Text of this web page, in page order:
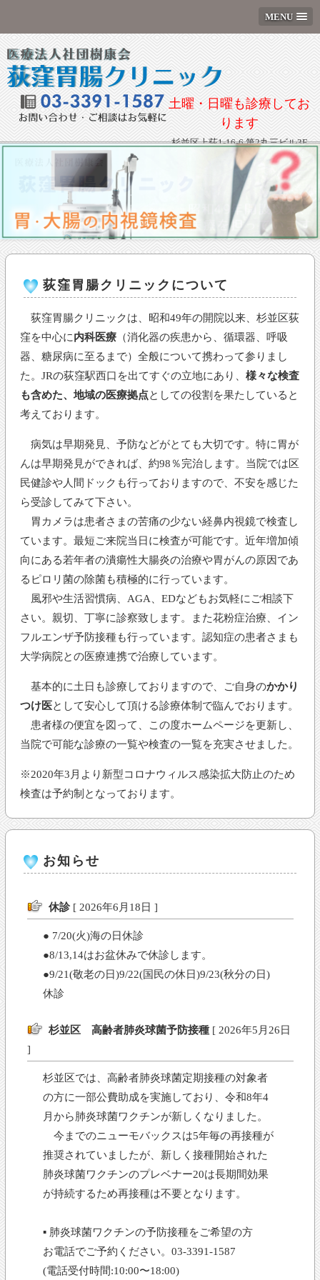
MENU
土曜・日曜も診療してお
ります
杉並区上荻1-16-6 第2丸三ビル3F
荻窪胃腸クリニックについて
荻窪胃腸クリニックは、昭和49年の開院以来、杉並区荻
窪を中心に内科医療（消化器の疾患から、循環器、呼吸
器、糖尿病に至るまで）全般について携わって参りまし
た。JRの荻窪駅西口を出てすぐの立地にあり、 様々な検査
も含めた、地域の医療拠点としての役割を果たしていると
考えております。
病気は早期発見、予防などがとても大切です。特に胃が
んは早期発見ができれば、約98％完治します。当院では区
民健診や人間ドックも行っておりますので、不安を感じた
ら受診してみて下さい。
胃カメラは患者さまの苦痛の少ない経鼻内視鏡で検査し
ています。最短ご来院当日に検査が可能です。近年増加傾
向にある若年者の潰瘍性大腸炎の治療や胃がんの原因であ
るピロリ菌の除菌も積極的に行っています。
風邪や生活習慣病、AGA、EDなどもお気軽にご相談下
さい。親切、丁寧に診察致します。また花粉症治療、イン
フルエンザ予防接種も行っています。認知症の患者さまも
大学病院との医療連携で治療しています。
基本的に土日も診療しておりますので、ご自身のかかり
つけ医として安心して頂ける診療体制で臨んでおります。
患者様の便宜を図って、この度ホームページを更新し、
当院で可能な診療の一覧や検査の一覧を充実させました。
※2020年3月より新型コロナウィルス感染拡大防止のため
検査は予約制となっております。
お知らせ